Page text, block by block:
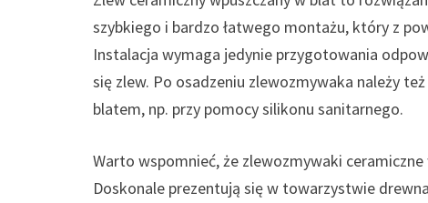
szybkiego i bardzo łatwego montażu, który z
Instalacja wymaga jedynie przygotowania
się zlew. Po osadzeniu zlewozmywaka należy
blatem, np. przy pomocy silikonu sanitarnego.
Warto wspomnieć, że zlewozmywaki
Doskonale prezentują się w towarzystwie